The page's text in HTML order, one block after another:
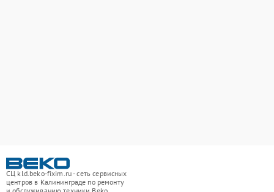
СЦ kld.beko-fixim.ru - сеть сервисных
центров в Калининграде по ремонту